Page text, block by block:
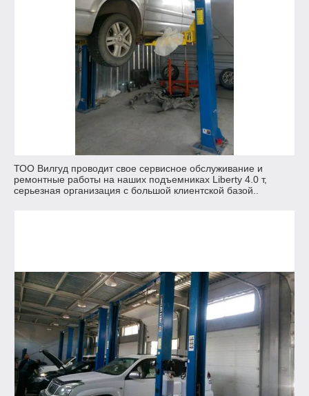
ТОО Вилгуд проводит свое сервисное обслуживание и
ремонтные работы на наших подъемниках Liberty 4.0 т,
серьезная организация с большой клиентской базой..